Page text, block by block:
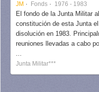
JM Fonds 1976 - 1983
El fondo de la Junta Militar
constitución de esta Junta
disolución en 1983.
reuniones llevadas a cabo
...
Junta Militar***